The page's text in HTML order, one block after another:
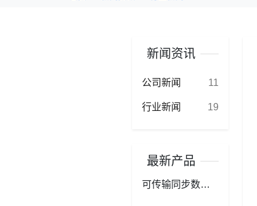
新闻资讯
公司新闻 11
行业新闻 19
最新产品
可传输同步数据、非同步数据和控制数据 汽车MOST光纤公头-公头